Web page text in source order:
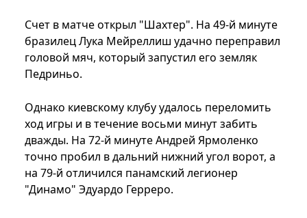
Счет в матче открыл "Шахтер". На 49-й минуте
бразилец Лука Мейреллиш удачно переправил
головой мяч, который запустил его земляк
Педриньо.
Однако киевскому клубу удалось переломить
ход игры и в течение восьми минут забить
дважды. На 72-й минуте Андрей Ярмоленко
точно пробил в дальний нижний угол ворот, а
на 79-й отличился панамский легионер
"Динамо" Эдуардо Герреро.